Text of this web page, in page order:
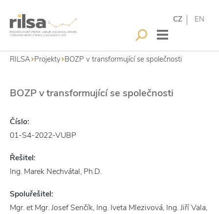
CZ EN
RILSA Projekty BOZP v transformující se společnosti
BOZP v transformující se společnosti
Číslo:
01-S4-2022-VUBP
Řešitel:
Ing. Marek Nechvátal, Ph.D.
Spoluřešitel:
Mgr. et Mgr. Josef Senčík, Ing. Iveta Mlezivová, Ing. Jiří Vala,